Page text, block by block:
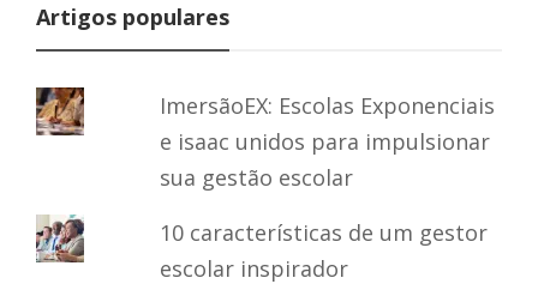
Artigos populares
ImersãoEX: Escolas Exponenciais
e isaac unidos para impulsionar
sua gestão escolar
10 características de um gestor
escolar inspirador